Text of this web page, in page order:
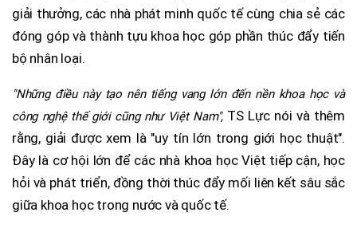
giải thưởng, các nhà phát minh quốc tế cùng chia sẻ các
đóng góp và thành tựu khoa học góp phần thúc đẩy tiến
bộ nhân loại.
"Những điều này tạo nên tiếng vang lớn đến nền khoa học và
công nghệ thế giới cũng như Việt Nam", TS Lực nói và thêm
rằng, giải được xem là "uy tín lớn trong giới học thuật".
Đây là cơ hội lớn để các nhà khoa học Việt tiếp cận, học
hỏi và phát triển, đồng thời thúc đẩy mối liên kết sâu sắc
giữa khoa học trong nước và quốc tế.